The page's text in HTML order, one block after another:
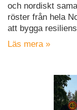
och nordiskt
röster från hela
att bygga
Läs mera »